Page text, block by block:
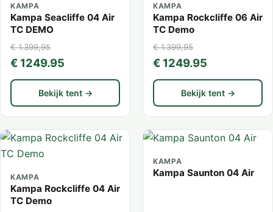
KAMPA
Kampa Seacliffe 04 Air
TC DEMO
€ 1.399,95
€ 1249.95
Bekijk tent →
KAMPA
Kampa Rockcliffe 06 Air
TC Demo
€ 1.399,95
€ 1249.95
Bekijk tent →
KAMPA
Kampa Rockcliffe 04 Air
TC Demo
KAMPA
Kampa Saunton 04 Air